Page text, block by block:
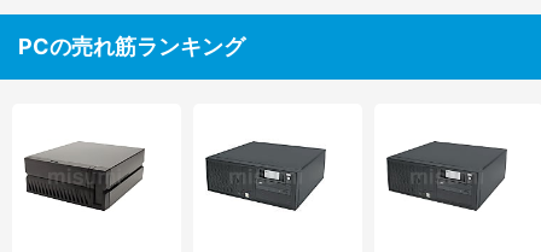
PCの売れ筋ランキング